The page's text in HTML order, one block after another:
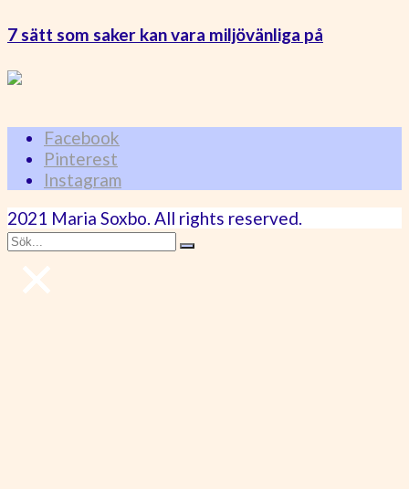
7 sätt som saker kan vara miljövänliga på
Facebook
Pinterest
Instagram
2021 Maria Soxbo. All rights reserved.